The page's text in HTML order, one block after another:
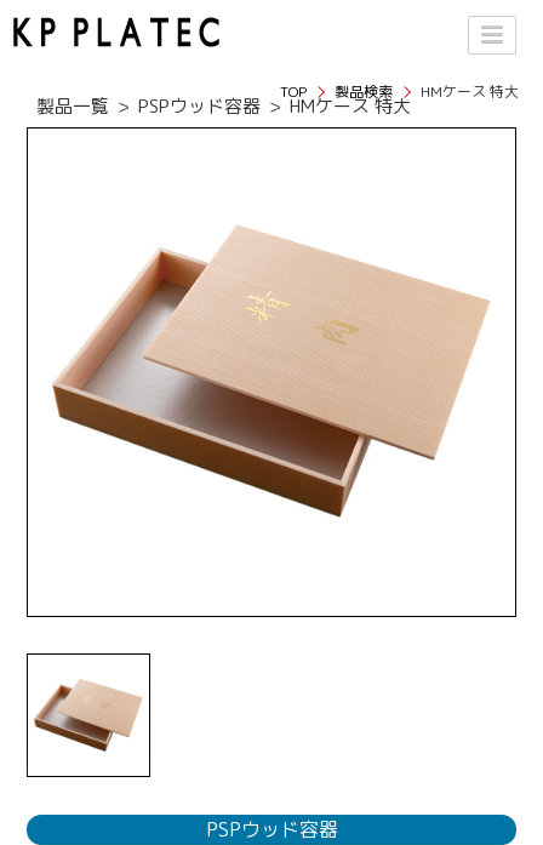
TOP 製品検索 HMケース 特大
製品一覧 PSPウッド容器 HMケース 特大
PSPウッド容器